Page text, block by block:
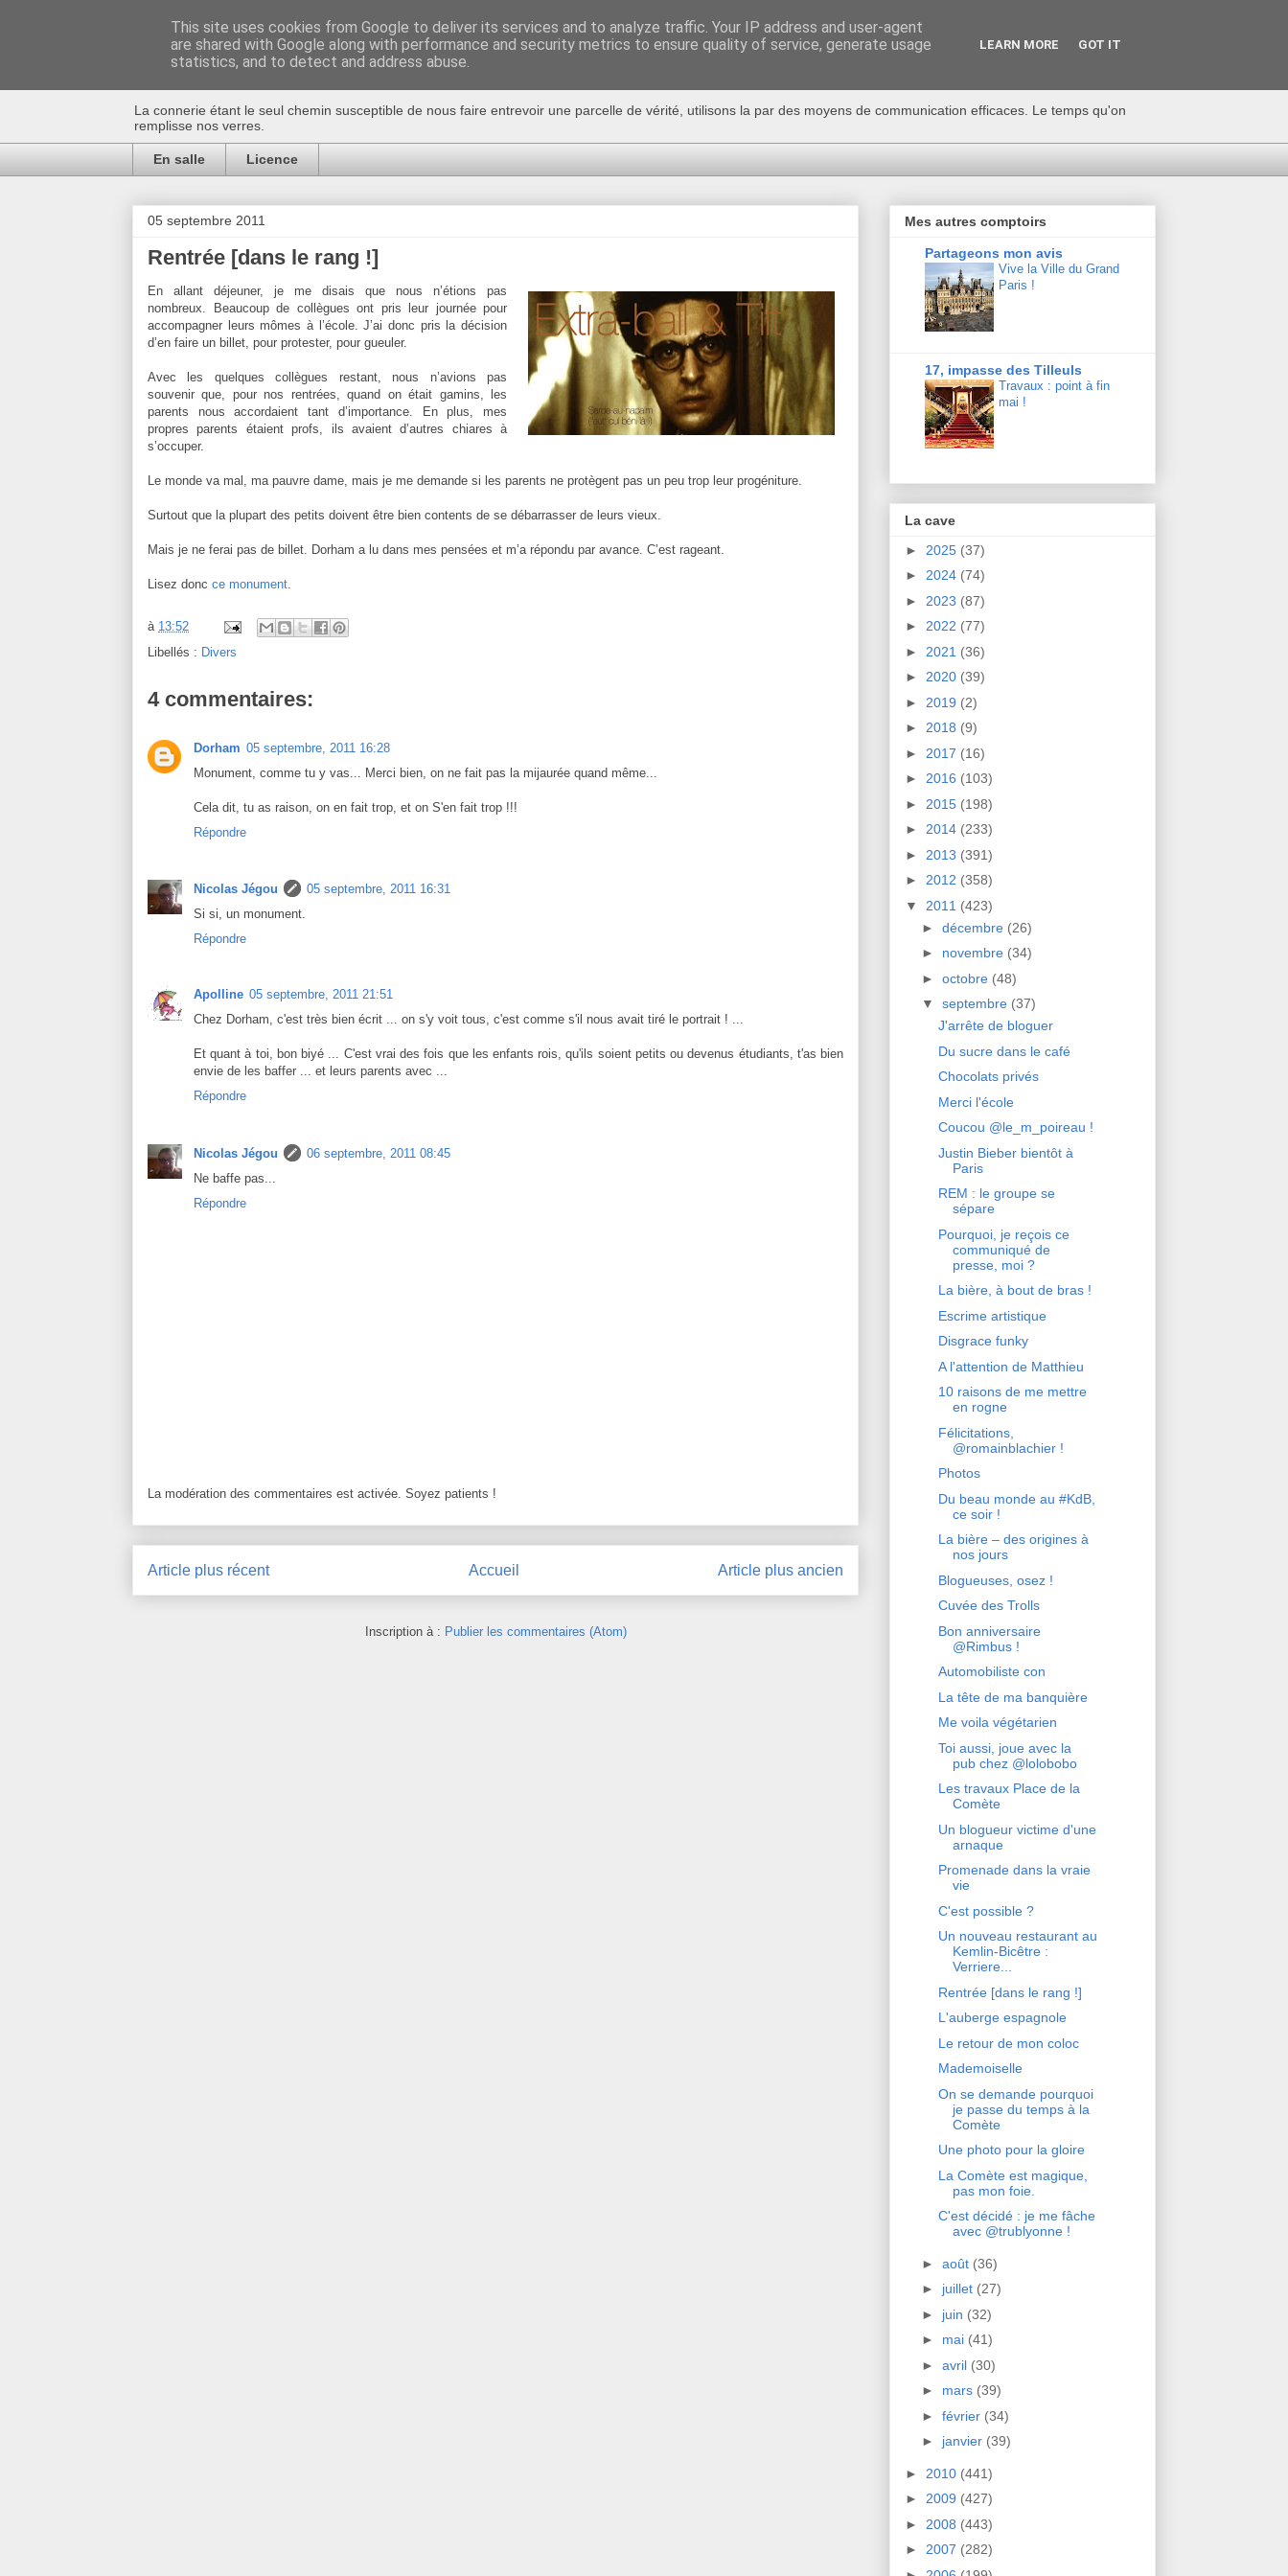
Au bistro !
La connerie étant le seul chemin susceptible de nous faire entrevoir une parcelle de vérité, utilisons la par des moyens de communication efficaces. Le temps qu'on
remplisse nos verres.
En salle Licence
05 septembre 2011
Rentrée [dans le rang !]
En allant déjeuner, je me disais que nous n’étions pas
nombreux. Beaucoup de collègues ont pris leur journée pour
accompagner leurs mômes à l’école. J’ai donc pris la décision
d’en faire un billet, pour protester, pour gueuler.
Avec les quelques collègues restant, nous n’avions pas
souvenir que, pour nos rentrées, quand on était gamins, les
parents nous accordaient tant d’importance. En plus, mes
propres parents étaient profs, ils avaient d’autres chiares à
s’occuper.
Le monde va mal, ma pauvre dame, mais je me demande si les parents ne protègent pas un peu trop leur progéniture.
Surtout que la plupart des petits doivent être bien contents de se débarrasser de leurs vieux.
Mais je ne ferai pas de billet. Dorham a lu dans mes pensées et m’a répondu par avance. C’est rageant.
Lisez donc ce monument
à 13:52
Libellés : Divers
4 commentaires:
Dorham 05 septembre, 2011 16:28
Monument, comme tu y vas... Merci bien, on ne fait pas la mijaurée quand même...
Cela dit, tu as raison, on en fait trop, et on S'en fait trop !!!
Répondre
Nicolas Jégou
05 septembre, 2011 16:31
Si si, un monument.
Répondre
Apolline 05 septembre, 2011 21:51
Chez Dorham, c'est très bien écrit ... on s'y voit tous, c'est comme s'il nous avait tiré le portrait ! ...
Et quant à toi, bon biyé ... C'est vrai des fois que les enfants rois, qu'ils soient petits ou devenus étudiants, t'as bien
envie de les baffer ... et leurs parents avec ...
Répondre
Nicolas Jégou
06 septembre, 2011 08:45
Ne baffe pas...
Répondre
La modération des commentaires est activée. Soyez patients !
Article plus récent Article plus ancien
Accueil
Inscription à : Publier les commentaires (Atom)
Mes autres comptoirs
Partageons mon avis
Vive la Ville du Grand
Paris !
17, impasse des Tilleuls
Travaux : point à fin
mai !
La cave
► 2025 (37)
► 2024 (74)
► 2023 (87)
► 2022 (77)
► 2021 (36)
► 2020 (39)
► 2019 (2)
► 2018 (9)
► 2017 (16)
► 2016 (103)
► 2015 (198)
► 2014 (233)
► 2013 (391)
► 2012 (358)
▼ 2011 (423)
► décembre (26)
► novembre (34)
► octobre (48)
▼ septembre (37)
J'arrête de bloguer
Du sucre dans le café
Chocolats privés
Merci l'école
Coucou @le_m_poireau !
Justin Bieber bientôt à
Paris
REM : le groupe se
sépare
Pourquoi, je reçois ce
communiqué de
presse, moi ?
La bière, à bout de bras !
Escrime artistique
Disgrace funky
A l'attention de Matthieu
10 raisons de me mettre
en rogne
Félicitations,
@romainblachier !
Photos
Du beau monde au #KdB,
ce soir !
La bière – des origines à
nos jours
Blogueuses, osez !
Cuvée des Trolls
Bon anniversaire
@Rimbus !
Automobiliste con
La tête de ma banquière
Me voila végétarien
Toi aussi, joue avec la
pub chez @lolobobo
Les travaux Place de la
Comète
Un blogueur victime d'une
arnaque
Promenade dans la vraie
vie
C'est possible ?
Un nouveau restaurant au
Kemlin-Bicêtre :
Verriere...
Rentrée [dans le rang !]
L'auberge espagnole
Le retour de mon coloc
Mademoiselle
On se demande pourquoi
je passe du temps à la
Comète
Une photo pour la gloire
La Comète est magique,
pas mon foie.
C'est décidé : je me fâche
avec @trublyonne !
► août (36)
► juillet (27)
► juin (32)
► mai (41)
► avril (30)
► mars (39)
► février (34)
► janvier (39)
► 2010 (441)
► 2009 (427)
► 2008 (443)
► 2007 (282)
This site uses cookies from Google to deliver its services and to analyze traffic. Your IP address and user-agent
are shared with Google along with performance and security metrics to ensure quality of service, generate usage
statistics, and to detect and address abuse.
LEARN MORE GOT IT